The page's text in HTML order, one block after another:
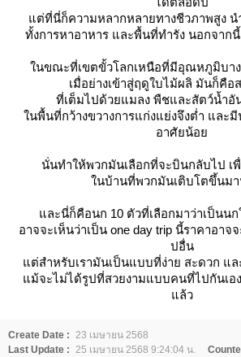
ต่ที่นี่ก็ความหลากหลายทางชีวภาพสูง น
ทั้งการหาอาหาร และพื้นที่ทำรัง นอกจาก
นขณะที่เขตขั้วโลกเหนือที่มีอุณหภูมิบาง
เมื่อย่างเข้าสู่ฤดูใบไม้ผลิ มันก็คือ
ที่เต็มไปด้วยแมลง พืชและสัตว์น้ำ
นพื้นที่กว้างขวางการแก่งแย่งจึงต่ำ และ
อาศัยน้อ
นั่นทำให้พวกมันเลือกที่จะบินกลับไป เพื่
นบ้านที่พวกมันเติบโตขึ้นมา
ละนี่ก็คือนก 10 ตัวที่เลือกมาว่าเป็นน
อาจจะเห็นว่าเป็น one day trip นี้ราคาอาจ
ปอื่น
ต่สำหรับเรามันเป็นแบบที่ง่าย สะดวก แล
ม้จะไม่ได้รูปที่สวยงามแบบคนที่ไปกันเอง
ล้ว
Create Date : 23 เมษายน 2568
Last Update : 25 เมษายน 2568 9:24:04 น.